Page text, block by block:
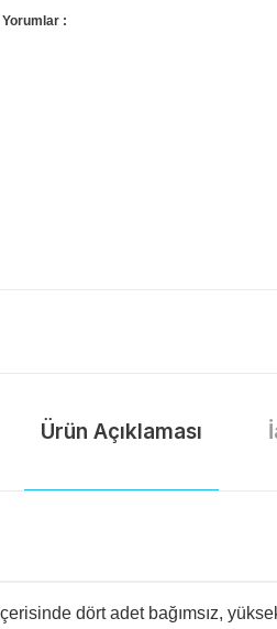
Yorumlar
Ürün Açıklaması
dört adet bağımsız,